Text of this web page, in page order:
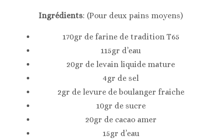
Ingrédients: (Pour deux pains moyens)
170gr de farine de tradition T65
115gr d’eau
20gr de levain liquide mature
4gr de sel
2gr de levure de boulanger fraiche
10gr de sucre
20gr de cacao amer
15gr d’eau